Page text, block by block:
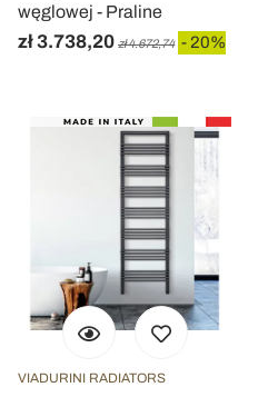
węglowej - Praline
zł 3.738,20 zł 4.672,74 - 20%
VIADURINI RADIATORS